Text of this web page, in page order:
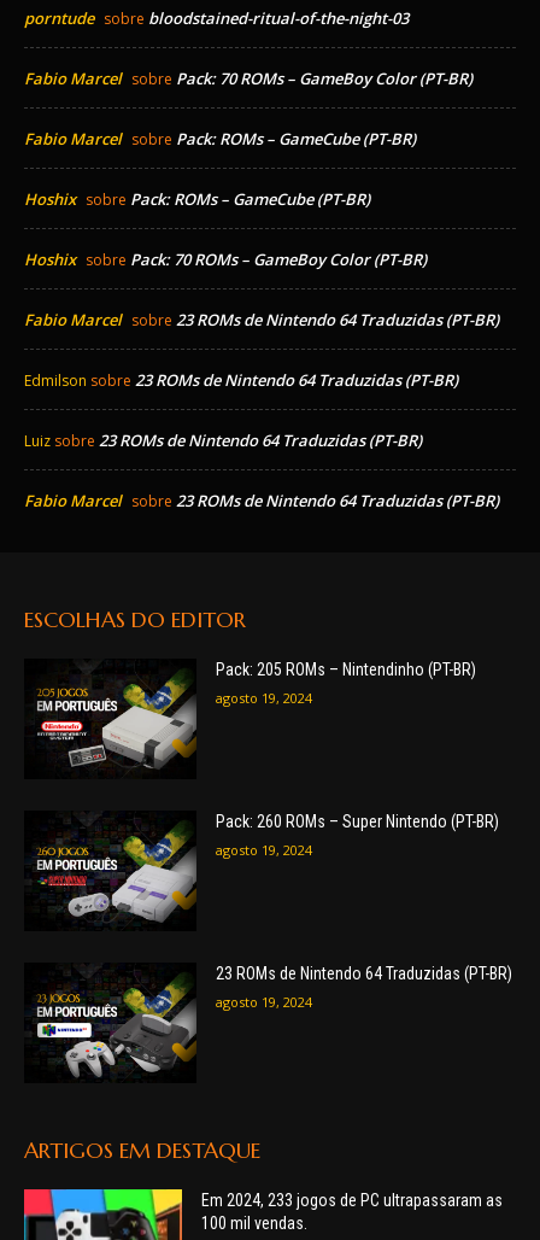
porntude sobre bloodstained-ritual-of-the-night-03
Fabio Marcel sobre Pack: 70 ROMs – GameBoy Color (PT-BR)
Fabio Marcel sobre Pack: ROMs – GameCube (PT-BR)
Hoshix sobre Pack: ROMs – GameCube (PT-BR)
Hoshix sobre Pack: 70 ROMs – GameBoy Color (PT-BR)
Fabio Marcel sobre 23 ROMs de Nintendo 64 Traduzidas (PT-BR)
Edmilson sobre 23 ROMs de Nintendo 64 Traduzidas (PT-BR)
Luiz sobre 23 ROMs de Nintendo 64 Traduzidas (PT-BR)
Fabio Marcel sobre 23 ROMs de Nintendo 64 Traduzidas (PT-BR)
ESCOLHAS DO EDITOR
Pack: 205 ROMs – Nintendinho (PT-BR)
agosto 19, 2024
Pack: 260 ROMs – Super Nintendo (PT-BR)
agosto 19, 2024
23 ROMs de Nintendo 64 Traduzidas (PT-BR)
agosto 19, 2024
ARTIGOS EM DESTAQUE
Em 2024, 233 jogos de PC ultrapassaram as
100 mil vendas.